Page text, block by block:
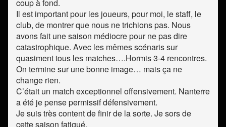
coup à fond.
Il est important pour les joueurs, pour moi, le staff, le
club, de montrer que nous ne trichions pas. Nous
avons fait une saison médiocre pour ne pas dire
catastrophique. Avec les mêmes scénaris sur
quasiment tous les matches….Hormis 3-4 rencontres.
On termine sur une bonne image… mais ça ne
change rien.
C’était un match exceptionnel offensivement. Nanterre
a été je pense permissif défensivement.
Je suis très content de finir de la sorte. Je sors de
cette saison fatigué.